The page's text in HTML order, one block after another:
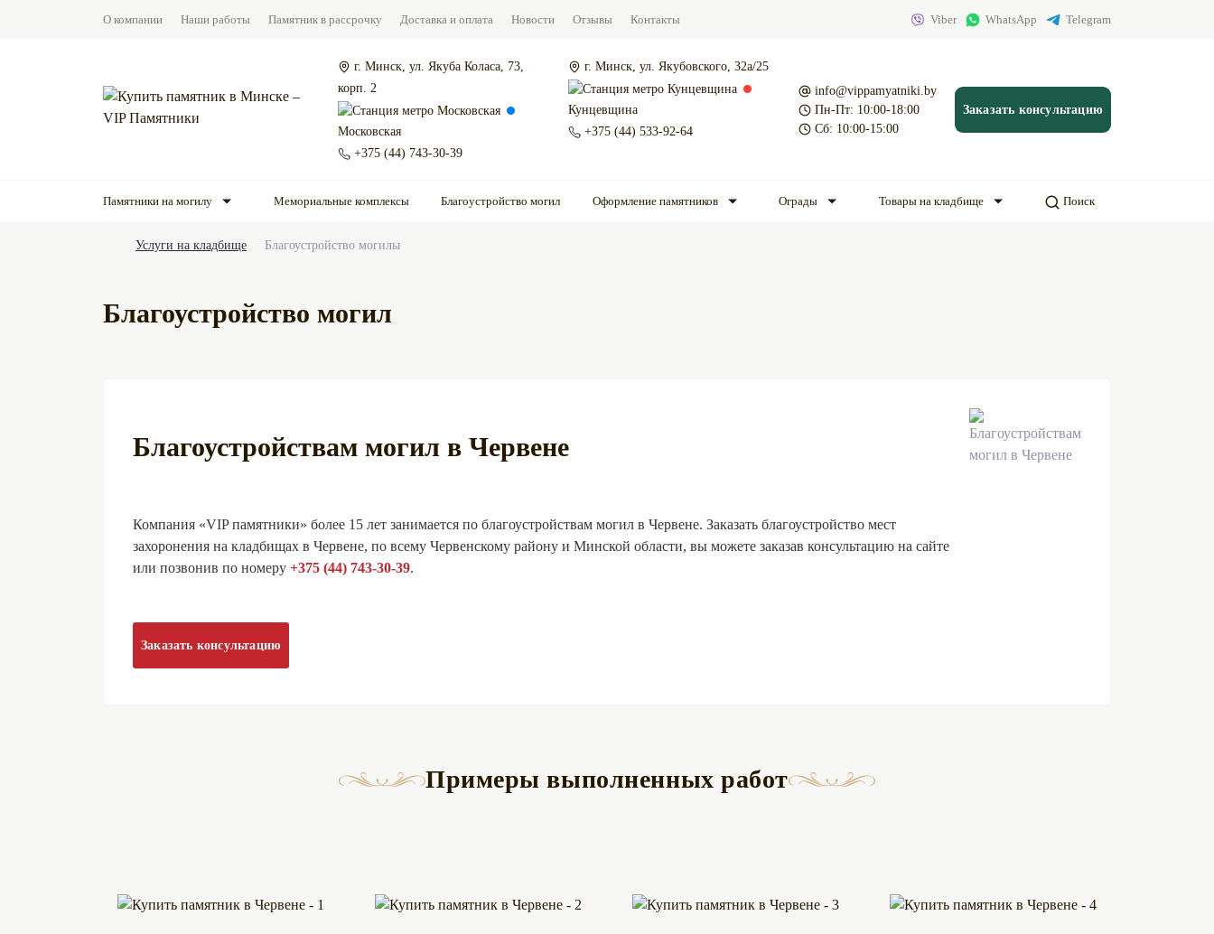
О компании Наши работы Памятник в рассрочку Доставка и оплата Новости Отзывы Контакты Viber WhatsApp Telegram
г. Минск, ул. Якуба Коласа, 73,
корп. 2
Московская
+375 (44) 743-30-39
г. Минск, ул. Якубовского, 32а/25
Кунцевщина
+375 (44) 533-92-64
info@vippamyatniki.by
Пн-Пт: 10:00-18:00
Сб: 10:00-15:00
Заказать консультацию
Памятники на могилу Мемориальные комплексы Благоустройство могил Оформление памятников Ограды Товары на кладбище Поиск
Услуги на кладбище Благоустройство могилы
Благоустройство могил
Благоустройствам могил в Червене
Компания «VIP памятники» более 15 лет занимается по благоустройствам могил в Червене. Заказать благоустройство мест
захоронения на кладбищах в Червене, по всему Червенскому району и Минской области, вы можете заказав консультацию на сайте
или позвонив по номеру +375 (44) 743-30-39.
Заказать консультацию
Примеры выполненных работ